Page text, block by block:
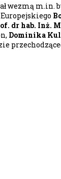
wezmą m.in.
dr hab. Inż.
Dominika